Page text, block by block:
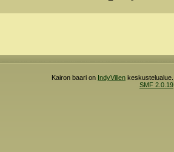
Kairon baari on IndyVillen
SMF 2.0.19